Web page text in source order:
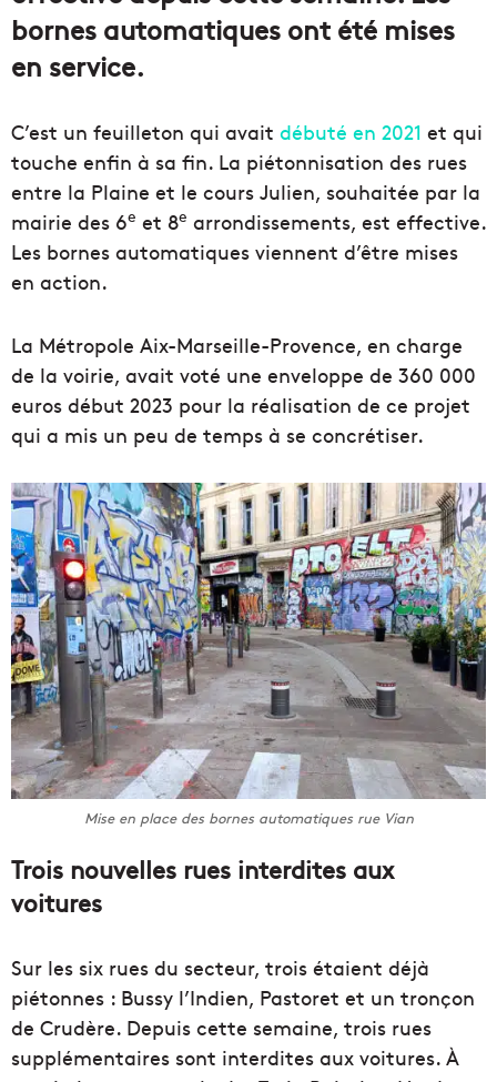
bornes automatiques ont été mises
en service.
C’est un feuilleton qui avait débuté en 2021 et qui
touche enfin à sa fin. La piétonnisation des rues
entre la Plaine et le cours Julien, souhaitée par la
mairie des 6e et 8e arrondissements, est effective.
Les bornes automatiques viennent d’être mises
en action.
La Métropole Aix-Marseille-Provence, en charge
de la voirie, avait voté une enveloppe de 360 000
euros début 2023 pour la réalisation de ce projet
qui a mis un peu de temps à se concrétiser.
Mise en place des bornes automatiques rue Vian
Trois nouvelles rues interdites aux
voitures
Sur les six rues du secteur, trois étaient déjà
piétonnes : Bussy l’Indien, Pastoret et un tronçon
de Crudère. Depuis cette semaine, trois rues
supplémentaires sont interdites aux voitures. À